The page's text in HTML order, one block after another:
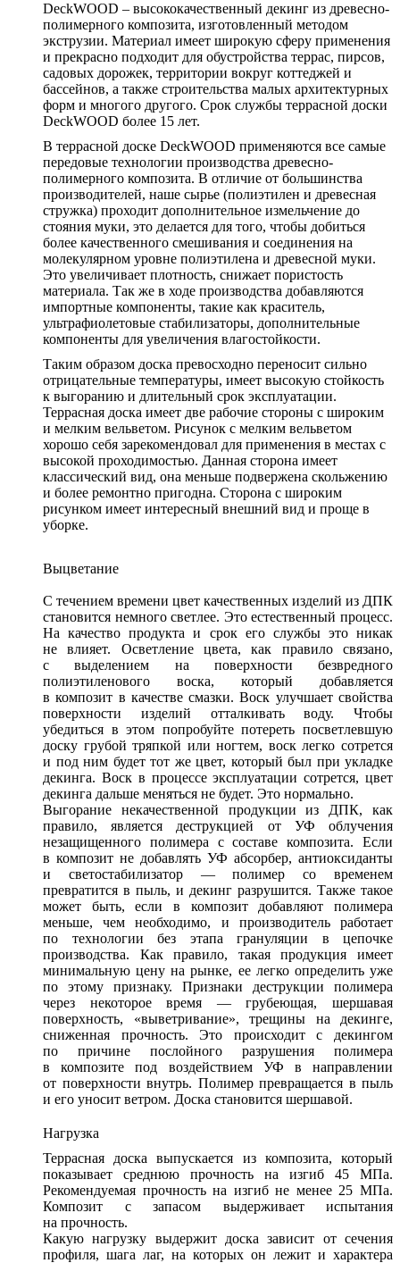
DeckWOOD – высококачественный декинг из древесно-
полимерного композита, изготовленный методом
экструзии. Материал имеет широкую сферу применения
и прекрасно подходит для обустройства террас, пирсов,
садовых дорожек, территории вокруг коттеджей и
бассейнов, а также строительства малых архитектурных
форм и многого другого. Срок службы террасной доски
DeckWOOD более 15 лет.
В террасной доске DeckWOOD применяются все самые
передовые технологии производства древесно-
полимерного композита. В отличие от большинства
производителей, наше сырье (полиэтилен и древесная
стружка) проходит дополнительное измельчение до
стояния муки, это делается для того, чтобы добиться
более качественного смешивания и соединения на
молекулярном уровне полиэтилена и древесной муки.
Это увеличивает плотность, снижает пористость
материала. Так же в ходе производства добавляются
импортные компоненты, такие как краситель,
ультрафиолетовые стабилизаторы, дополнительные
компоненты для увеличения влагостойкости.
Таким образом доска превосходно переносит сильно
отрицательные температуры, имеет высокую стойкость
к выгоранию и длительный срок эксплуатации.
Террасная доска имеет две рабочие стороны с широким
и мелким вельветом. Рисунок с мелким вельветом
хорошо себя зарекомендовал для применения в местах с
высокой проходимостью. Данная сторона имеет
классический вид, она меньше подвержена скольжению
и более ремонтно пригодна. Сторона с широким
рисунком имеет интересный внешний вид и проще в
уборке.
Выцветание
С течением времени цвет качественных изделий из ДПК
становится немного светлее. Это естественный процесс.
На качество продукта и срок его службы это никак
не влияет. Осветление цвета, как правило связано,
с выделением на поверхности безвредного
полиэтиленового воска, который добавляется
в композит в качестве смазки. Воск улучшает свойства
поверхности изделий отталкивать воду. Чтобы
убедиться в этом попробуйте потереть посветлевшую
доску грубой тряпкой или ногтем, воск легко сотрется
и под ним будет тот же цвет, который был при укладке
декинга. Воск в процессе эксплуатации сотрется, цвет
декинга дальше меняться не будет. Это нормально.
Выгорание некачественной продукции из ДПК, как
правило, является деструкцией от УФ облучения
незащищенного полимера с составе композита. Если
в композит не добавлять УФ абсорбер, антиоксиданты
и светостабилизатор — полимер со временем
превратится в пыль, и декинг разрушится. Также такое
может быть, если в композит добавляют полимера
меньше, чем необходимо, и производитель работает
по технологии без этапа грануляции в цепочке
производства. Как правило, такая продукция имеет
минимальную цену на рынке, ее легко определить уже
по этому признаку. Признаки деструкции полимера
через некоторое время — грубеющая, шершавая
поверхность, «выветривание», трещины на декинге,
сниженная прочность. Это происходит с декингом
по причине послойного разрушения полимера
в композите под воздействием УФ в направлении
от поверхности внутрь. Полимер превращается в пыль
и его уносит ветром. Доска становится шершавой.
Нагрузка
Террасная доска выпускается из композита, который
показывает среднюю прочность на изгиб 45 МПа.
Рекомендуемая прочность на изгиб не менее 25 МПа.
Композит с запасом выдерживает испытания
на прочность.
Какую нагрузку выдержит доска зависит от сечения
профиля, шага лаг, на которых он лежит и характера